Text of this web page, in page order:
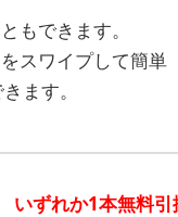
もできます。
スワイプして簡単
ます。
ずれか1本無料引